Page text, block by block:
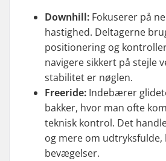
Downhill: Fokuserer på
hastighed. Deltagerne
positionering og
navigere sikkert på stejle
stabilitet er nøglen.
Freeride: Indebærer
bakker, hvor man ofte
teknisk kontrol. Det
og mere om
bevægelser.